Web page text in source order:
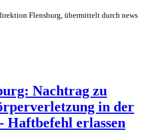
Flensburg, übermittelt durch news
Nachtrag zu
in der
Haftbefehl erlassen